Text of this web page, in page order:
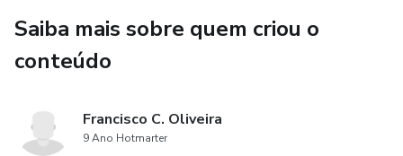
que ajuda o leitor a entender como a escassez afeta a
Este livro não empurra.
Saiba mais sobre quem criou o
conteúdo
Francisco C. Oliveira
9 Ano Hotmarter